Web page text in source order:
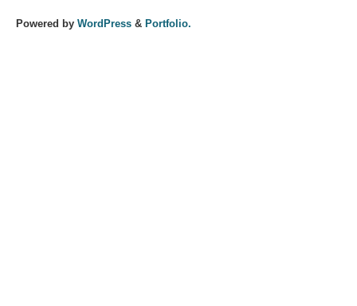
Powered by WordPress & Portfolio.